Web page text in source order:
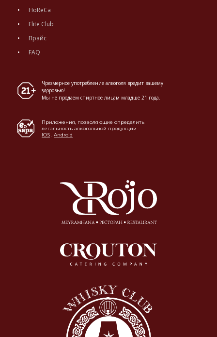
HoReCa
Elite Club
Прайс
FAQ
Чрезмерное употребление алкоголя вредит вашему
здоровью!
Мы не продаем спиртное лицам младше 21 года.
Приложения, позволяющие определить
легальность алкогольной продукции
IOS . Android